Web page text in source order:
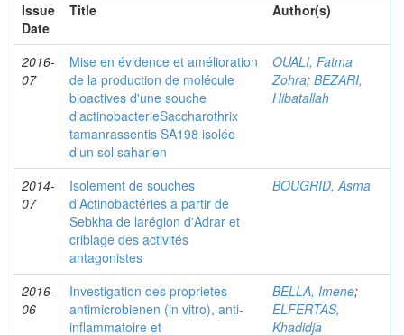
Issue
Date
Title Author(s)
2016-
07
Mise en évidence et amélioration
de la production de molécule
bioactives d'une souche
d'actinobacterieSaccharothrix
tamanrassentis SA198 isolée
d'un sol saharien
OUALI, Fatma
Zohra; BEZARI,
Hibatallah
2014-
07
Isolement de souches
d'Actinobactéries a partir de
Sebkha de larégion d'Adrar et
criblage des activités
antagonistes
BOUGRID, Asma
2016-
06
Investigation des proprietes
antimicrobienen (in vitro), anti-
inflammatoire et
BELLA, Imene;
ELFERTAS,
Khadidja